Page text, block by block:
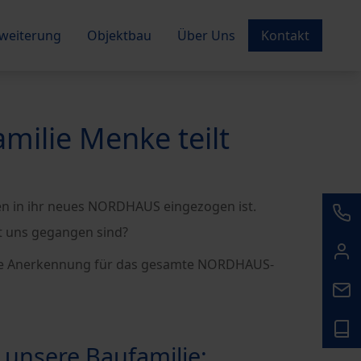
Objektbau Über Uns Kontakt
Menke teilt
ihr neues NORDHAUS eingezogen ist.
gegangen sind?
für das gesamte NORDHAUS-